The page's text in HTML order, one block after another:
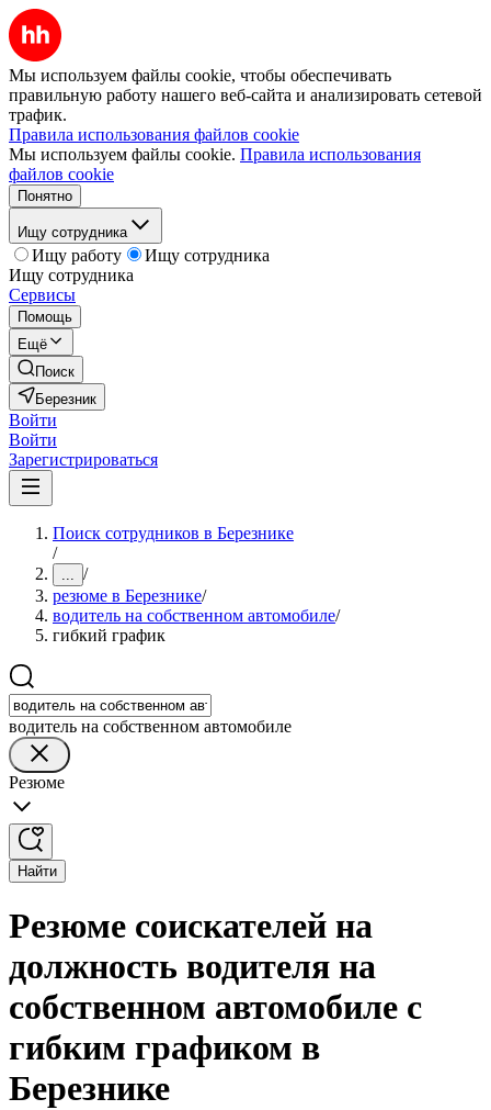
Мы используем файлы cookie, чтобы обеспечивать
правильную работу нашего веб-сайта и анализировать сетевой
трафик.
Правила использования файлов cookie
Мы используем файлы cookie. Правила использования
файлов cookie
Понятно
Ищу сотрудника
Ищу работу
Ищу сотрудника
Ищу сотрудника
Сервисы
Помощь
Ещё
Поиск
Березник
Войти
Войти
Зарегистрироваться
Поиск сотрудников в Березнике
/
... /
резюме в Березнике/
водитель на собственном автомобиле/
гибкий график
водитель на собственном автомобиле
Резюме
Найти
Резюме соискателей на
должность водителя на
собственном автомобиле с
гибким графиком в
Березнике